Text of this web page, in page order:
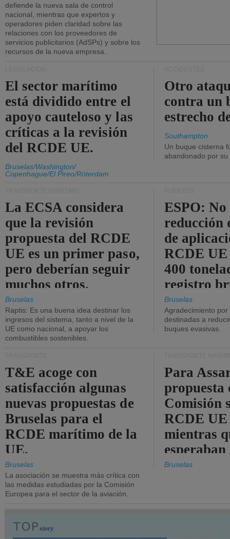
defiende la nueva sala de control
nacional, mientras que expertos y
operadores piden claridad sobre las
relaciones con los proveedores de
servicios publicitarios (AdSPs) y sobre los
recursos de la nueva empresa.
El sector marítimo
está dividido entre el
apoyo cauteloso y las
críticas a la revisión
del RCDE UE.
Bruselas/Washington/
Copenhague/El Pireo/Róterdam
Otro
contra un
estrecho
Southampton
Un buque cisterna
abandonado por su
La ECSA considera
que la revisión
propuesta del RCDE
UE es un primer paso,
pero deberían seguir
muchos otros.
Bruselas
Raptis: Es una buena idea destinar los
ingresos del sistema, tanto a nivel de la
UE como nacional, a apoyar los
combustibles sostenibles.
ESPO: No
reducción
de
RCDE UE
400
registro
Bruselas
Agradecimiento
destinadas a
buques evasivas.
T&E acoge con
satisfacción algunas
nuevas propuestas de
Bruselas para el
RCDE marítimo de la
UE.
Bruselas
La asociación se muestra más crítica con
las medidas estudiadas por la Comisión
Europea para el sector de la aviación.
Para
propuesta
Comisión
RCDE
mientras
más
Bruselas